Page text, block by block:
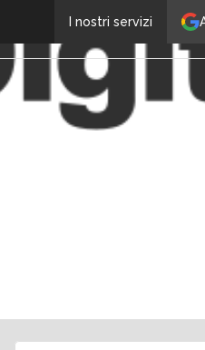
I nostri servizi